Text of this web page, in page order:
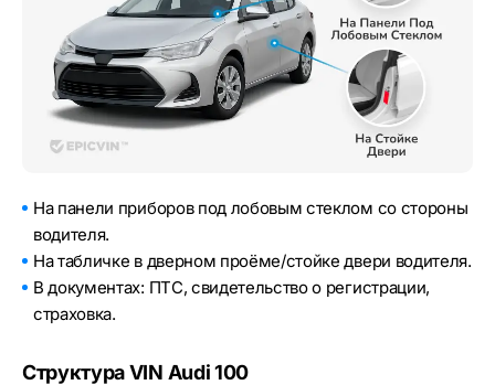
На панели приборов под лобовым стеклом со стороны
водителя.
На табличке в дверном проёме/стойке двери водителя.
В документах: ПТС, свидетельство о регистрации,
страховка.
Структура VIN Audi 100